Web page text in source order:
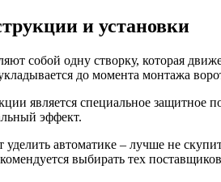
и установки
собой одну створку, которая
до момента монтажа
является специальное защитное
эффект.
автоматике – лучше не
выбирать тех